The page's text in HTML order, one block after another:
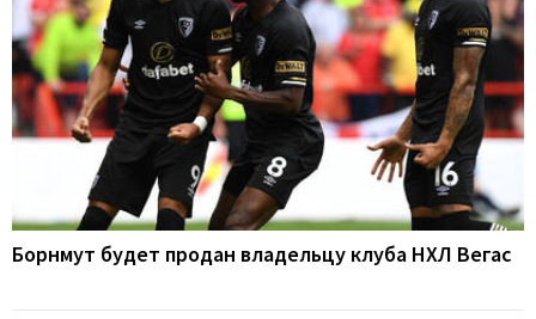
Борнмут будет продан владельцу клуба НХЛ Вегас